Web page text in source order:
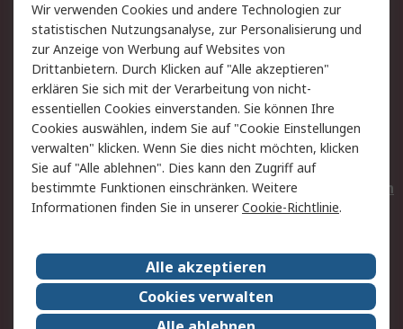
Rücksendungen
Kontakt
Hilfe
Privatkunden
Rechtliches
AGB
Datenschutz
Cookie-Richtlinie
Zahlungsbedingungen
Copyright/Impressum
Entsorgung
Elektrogeräte/Batterien
RS weltweit
Karriere bei RS
Nachhaltigkeit
Qualität/Umwelt/ZertifikatePresse-Center
Wir verwenden Cookies und andere Technologien zur
statistischen Nutzungsanalyse, zur Personalisierung und
zur Anzeige von Werbung auf Websites von
Drittanbietern. Durch Klicken auf "Alle akzeptieren"
erklären Sie sich mit der Verarbeitung von nicht-
essentiellen Cookies einverstanden. Sie können Ihre
Cookies auswählen, indem Sie auf "Cookie Einstellungen
verwalten" klicken. Wenn Sie dies nicht möchten, klicken
Sie auf "Alle ablehnen". Dies kann den Zugriff auf
bestimmte Funktionen einschränken. Weitere
Informationen finden Sie in unsererCookie-Richtlinie.
Alle akzeptieren
Cookies verwalten